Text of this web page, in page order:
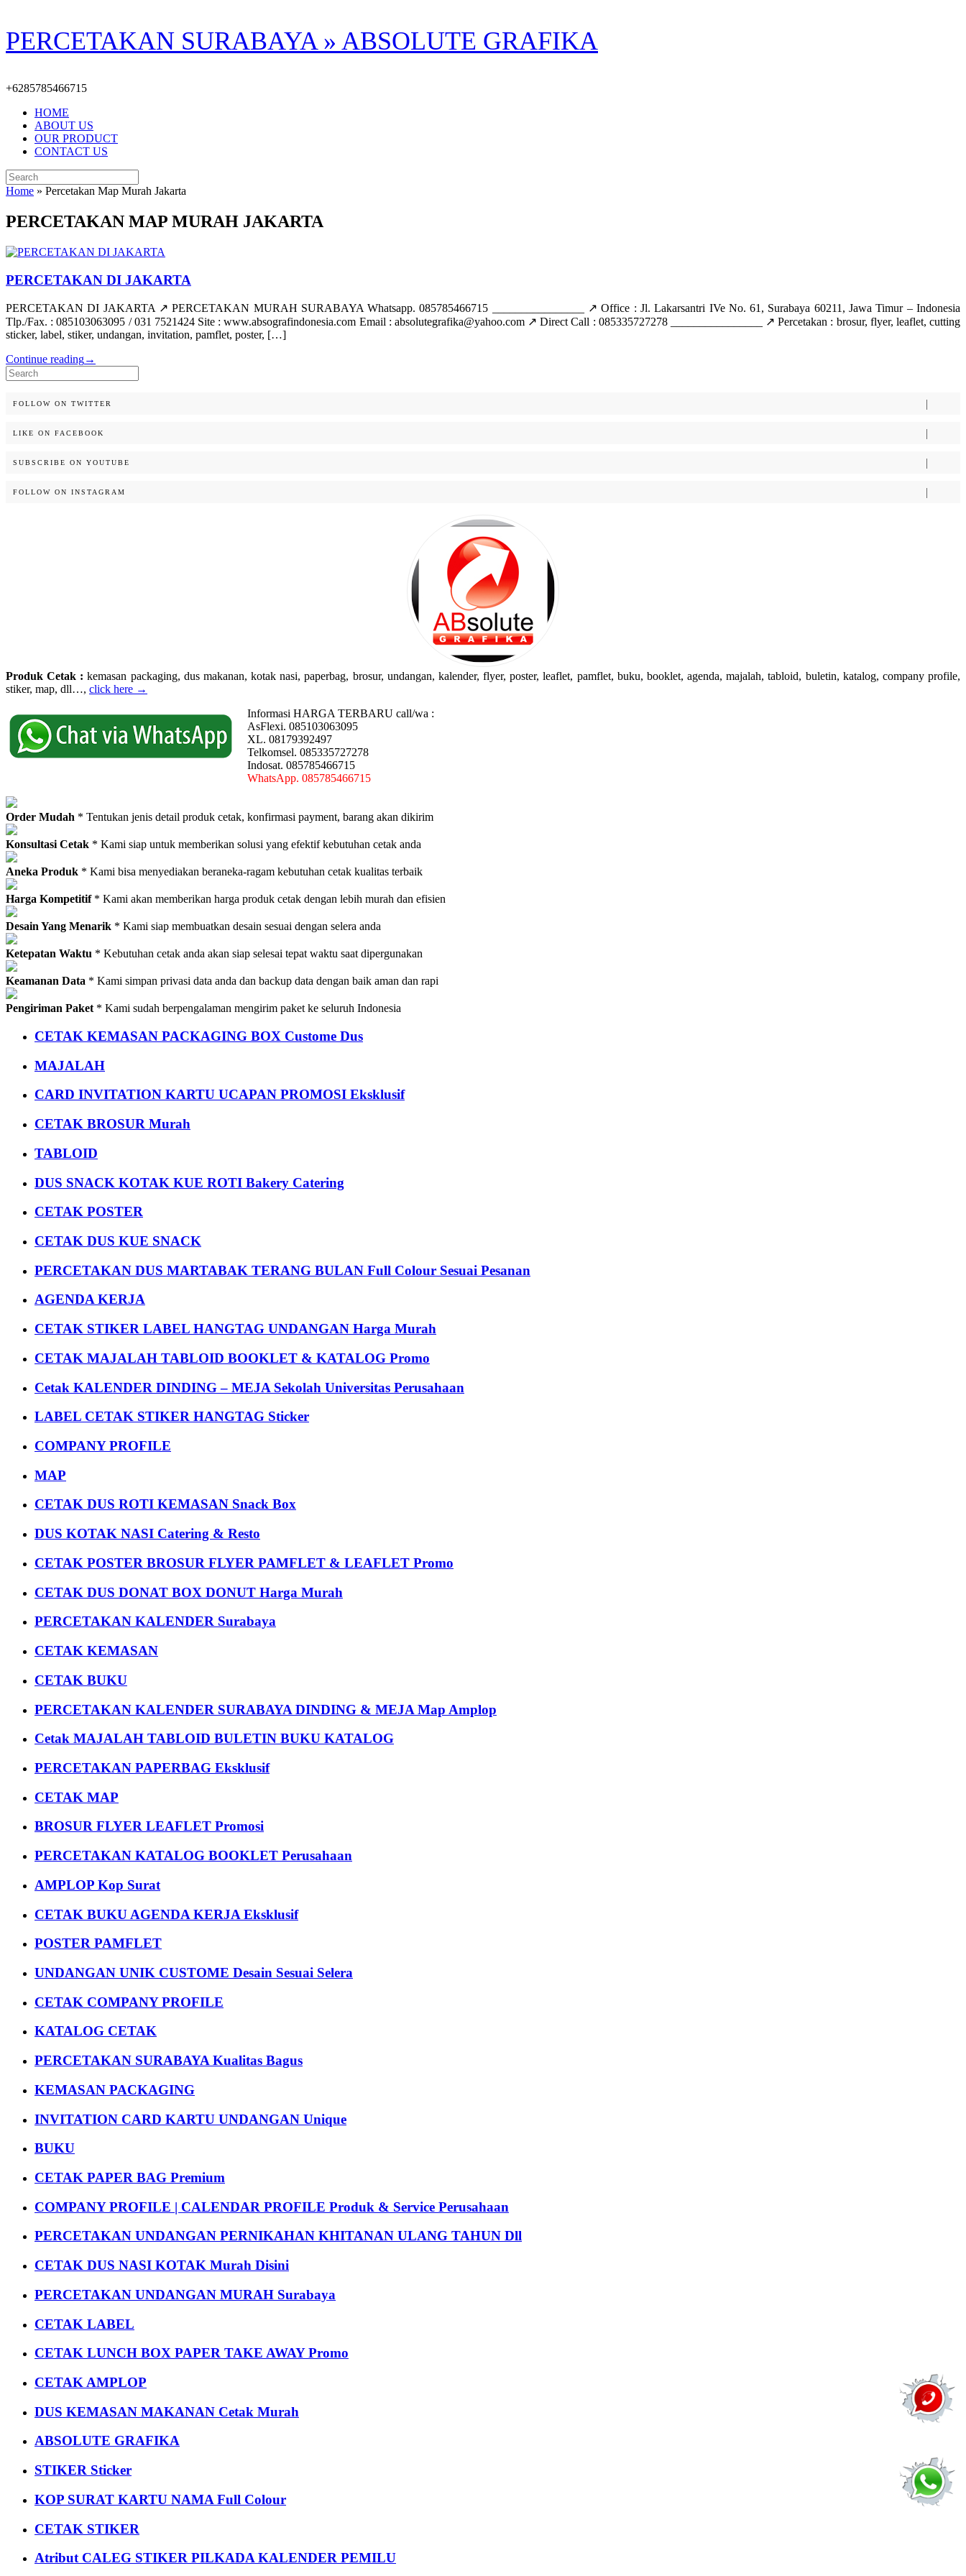
Skip
to
content
PERCETAKAN SURABAYA » ABSOLUTE GRAFIKA
+6285785466715
HOME
ABOUT US
OUR PRODUCT
CONTACT US
Search
for:
Home » Percetakan Map Murah Jakarta
PERCETAKAN MAP MURAH JAKARTA
PERCETAKAN DI JAKARTA
PERCETAKAN DI JAKARTA ↗️ PERCETAKAN MURAH SURABAYA Whatsapp. 085785466715 ________________ ↗️ Office : Jl. Lakarsantri IVe No. 61, Surabaya 60211, Jawa Timur – Indonesia
Tlp./Fax. : 085103063095 / 031 7521424 Site : www.absografindonesia.com Email : absolutegrafika@yahoo.com ↗️ Direct Call : 085335727278 ________________ ↗️ Percetakan : brosur, flyer, leaflet, cutting
sticker, label, stiker, undangan, invitation, pamflet, poster, […]
Continue reading→
Search
for:
FOLLOW ON TWITTER
LIKE ON FACEBOOK
SUBSCRIBE ON YOUTUBE
FOLLOW ON INSTAGRAM
Produk Cetak : kemasan packaging, dus makanan, kotak nasi, paperbag, brosur, undangan, kalender, flyer, poster, leaflet, pamflet, buku, booklet, agenda, majalah, tabloid, buletin, katalog, company profile,
stiker, map, dll…, click here →
Informasi HARGA TERBARU call/wa :
AsFlexi. 085103063095
XL. 08179392497
Telkomsel. 085335727278
Indosat. 085785466715
WhatsApp. 085785466715
Order Mudah * Tentukan jenis detail produk cetak, konfirmasi payment, barang akan dikirim
Konsultasi Cetak * Kami siap untuk memberikan solusi yang efektif kebutuhan cetak anda
Aneka Produk * Kami bisa menyediakan beraneka-ragam kebutuhan cetak kualitas terbaik
Harga Kompetitif* Kami akan memberikan harga produk cetak dengan lebih murah dan efisien
Desain Yang Menarik * Kami siap membuatkan desain sesuai dengan selera anda
Ketepatan Waktu * Kebutuhan cetak anda akan siap selesai tepat waktu saat dipergunakan
Keamanan Data * Kami simpan privasi data anda dan backup data dengan baik aman dan rapi
Pengiriman Paket * Kami sudah berpengalaman mengirim paket ke seluruh Indonesia
CETAK KEMASAN PACKAGING BOX Custome Dus
MAJALAH
CARD INVITATION KARTU UCAPAN PROMOSI Eksklusif
CETAK BROSUR Murah
TABLOID
DUS SNACK KOTAK KUE ROTI Bakery Catering
CETAK POSTER
CETAK DUS KUE SNACK
PERCETAKAN DUS MARTABAK TERANG BULAN Full Colour Sesuai Pesanan
AGENDA KERJA
CETAK STIKER LABEL HANGTAG UNDANGAN Harga Murah
CETAK MAJALAH TABLOID BOOKLET & KATALOG Promo
Cetak KALENDER DINDING – MEJA Sekolah Universitas Perusahaan
LABEL CETAK STIKER HANGTAG Sticker
COMPANY PROFILE
MAP
CETAK DUS ROTI KEMASAN Snack Box
DUS KOTAK NASI Catering & Resto
CETAK POSTER BROSUR FLYER PAMFLET & LEAFLET Promo
CETAK DUS DONAT BOX DONUT Harga Murah
PERCETAKAN KALENDER Surabaya
CETAK KEMASAN
CETAK BUKU
PERCETAKAN KALENDER SURABAYA DINDING & MEJA Map Amplop
Cetak MAJALAH TABLOID BULETIN BUKU KATALOG
PERCETAKAN PAPERBAG Eksklusif
CETAK MAP
BROSUR FLYER LEAFLET Promosi
PERCETAKAN KATALOG BOOKLET Perusahaan
AMPLOP Kop Surat
CETAK BUKU AGENDA KERJA Eksklusif
POSTER PAMFLET
UNDANGAN UNIK CUSTOME Desain Sesuai Selera
CETAK COMPANY PROFILE
KATALOG CETAK
PERCETAKAN SURABAYA Kualitas Bagus
KEMASAN PACKAGING
INVITATION CARD KARTU UNDANGAN Unique
BUKU
CETAK PAPER BAG Premium
COMPANY PROFILE | CALENDAR PROFILE Produk & Service Perusahaan
PERCETAKAN UNDANGAN PERNIKAHAN KHITANAN ULANG TAHUN Dll
CETAK DUS NASI KOTAK Murah Disini
PERCETAKAN UNDANGAN MURAH Surabaya
CETAK LABEL
CETAK LUNCH BOX PAPER TAKE AWAY Promo
CETAK AMPLOP
DUS KEMASAN MAKANAN Cetak Murah
ABSOLUTE GRAFIKA
STIKER Sticker
KOP SURAT KARTU NAMA Full Colour
CETAK STIKER
Atribut CALEG STIKER PILKADA KALENDER PEMILU